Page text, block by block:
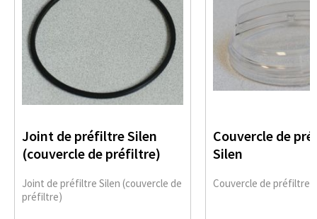
Joint de préfiltre Silen
(couvercle de préfiltre)
Joint de préfiltre Silen (couvercle de
préfiltre)
Couvercle de
Silen
Couvercle de préfiltre